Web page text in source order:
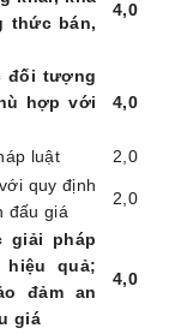
thức bán,
4,0
đối tượng
hợp với
4,0
luật 2 ,0
quy định
đấu giá
2 ,0
giải pháp
quả;
đảm an
giá
4,0